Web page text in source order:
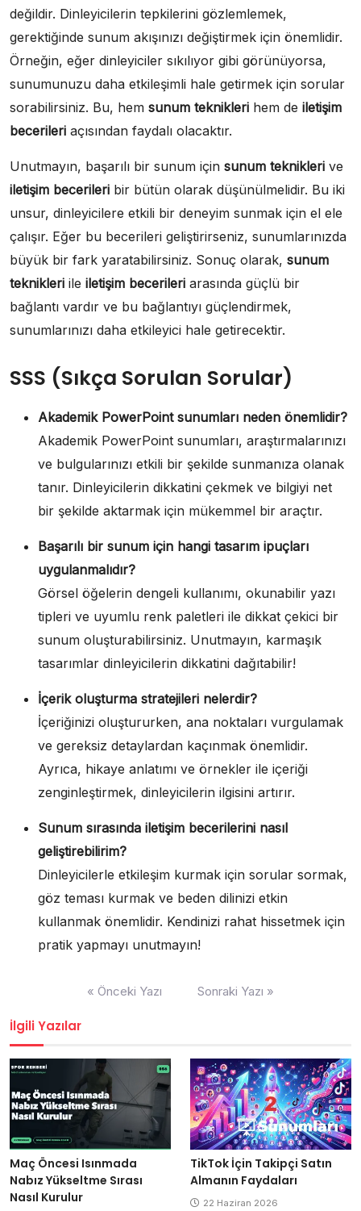
değildir. Dinleyicilerin tepkilerini gözlemlemek,
gerektiğinde sunum akışınızı değiştirmek için önemlidir.
Örneğin, eğer dinleyiciler sıkılıyor gibi görünüyorsa,
sunumunuzu daha etkileşimli hale getirmek için sorular
sorabilirsiniz. Bu, hem sunum teknikleri hem de iletişim
becerileri açısından faydalı olacaktır.
Unutmayın, başarılı bir sunum için sunum teknikleri ve
iletişim becerileri bir bütün olarak düşünülmelidir. Bu iki
unsur, dinleyicilere etkili bir deneyim sunmak için el ele
çalışır. Eğer bu becerileri geliştirirseniz, sunumlarınızda
büyük bir fark yaratabilirsiniz. Sonuç olarak, sunum
teknikleri ile iletişim becerileri arasında güçlü bir
bağlantı vardır ve bu bağlantıyı güçlendirmek,
sunumlarınızı daha etkileyici hale getirecektir.
SSS (Sıkça Sorulan Sorular)
Akademik PowerPoint sunumları neden önemlidir?
Akademik PowerPoint sunumları, araştırmalarınızı
ve bulgularınızı etkili bir şekilde sunmanıza olanak
tanır. Dinleyicilerin dikkatini çekmek ve bilgiyi net
bir şekilde aktarmak için mükemmel bir araçtır.
Başarılı bir sunum için hangi tasarım ipuçları
uygulanmalıdır?
Görsel öğelerin dengeli kullanımı, okunabilir yazı
tipleri ve uyumlu renk paletleri ile dikkat çekici bir
sunum oluşturabilirsiniz. Unutmayın, karmaşık
tasarımlar dinleyicilerin dikkatini dağıtabilir!
İçerik oluşturma stratejileri nelerdir?
İçeriğinizi oluştururken, ana noktaları vurgulamak
ve gereksiz detaylardan kaçınmak önemlidir.
Ayrıca, hikaye anlatımı ve örnekler ile içeriği
zenginleştirmek, dinleyicilerin ilgisini artırır.
Sunum sırasında iletişim becerilerini nasıl
geliştirebilirim?
Dinleyicilerle etkileşim kurmak için sorular sormak,
göz teması kurmak ve beden dilinizi etkin
kullanmak önemlidir. Kendinizi rahat hissetmek için
pratik yapmayı unutmayın!
« Önceki Yazı Sonraki Yazı »
İlgili Yazılar
Maç Öncesi Isınmada
Nabız Yükseltme Sırası
Nasıl Kurulur
TikTok İçin Takipçi Satın
Almanın Faydaları
22 Haziran 2026